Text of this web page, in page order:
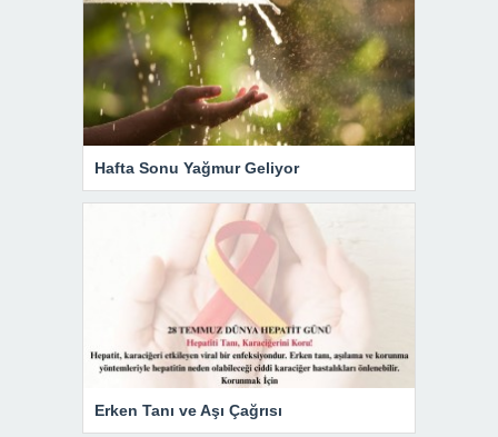
Hafta Sonu Yağmur Geliyor
Erken Tanı ve Aşı Çağrısı